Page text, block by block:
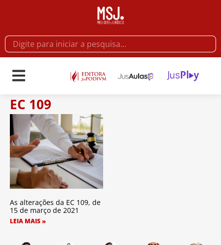
EC 109
As alterações da EC 109, de
15 de março de 2021
LEIA MAIS »